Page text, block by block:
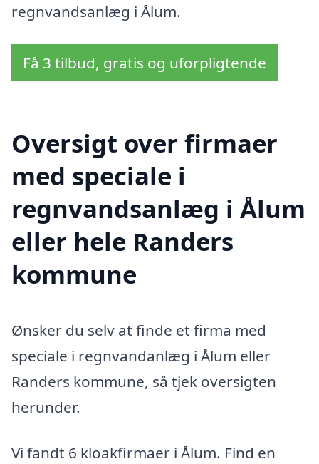
regnvandsanlæg i Ålum.
Få 3 tilbud, gratis og uforpligtende
Oversigt over firmaer
med speciale i
regnvandsanlæg i Ålum
eller hele Randers
kommune
Ønsker du selv at finde et firma med
speciale i regnvandanlæg i Ålum eller
Randers kommune, så tjek oversigten
herunder.
Vi fandt 6 kloakfirmaer i Ålum. Find en